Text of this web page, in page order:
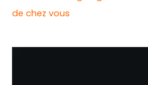
de chez vous